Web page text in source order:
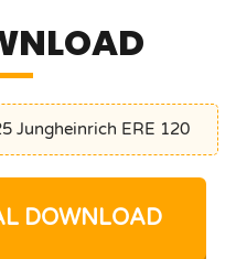
Jungheinrich ERE 120
DOWNLOAD